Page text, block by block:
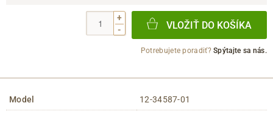
+
-
VLOŽIŤ DO KOŠÍKA
Potrebujete poradiť?Spýtajte sa nás.
Model 12-34587-01